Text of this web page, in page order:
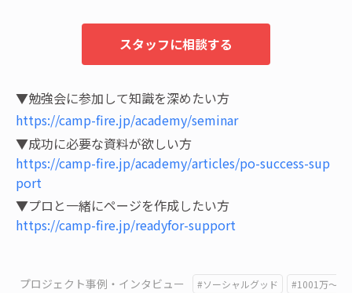
スタッフに相談する
▼勉強会に参加して知識を深めたい方
https://camp-fire.jp/academy/seminar
▼成功に必要な資料が欲しい方
https://camp-fire.jp/academy/articles/po-success-sup
port
▼プロと一緒にページを作成したい方
https://camp-fire.jp/readyfor-support
プロジェクト事例・インタビュー #ソーシャルグッド #1001万〜1